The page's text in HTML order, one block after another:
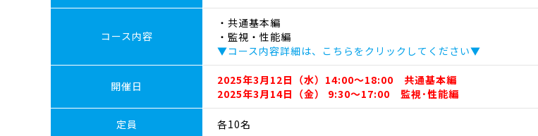
コース内容
・共通基本編
・監視・性能編
▼コース内容詳細は、こちらをクリックしてください▼
開催日
2025年3月12日（水）14:00～18:00 共通基本編
2025年3月14日（金） 9:30～17:00 監視･性能編
定員 各10名